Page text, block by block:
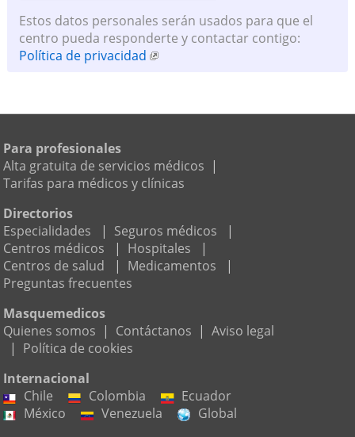
Estos datos personales serán usados para que el
centro pueda responderte y contactar contigo:
Política de privacidad
Para profesionales
Alta gratuita de servicios médicos |
Tarifas para médicos y clínicas
Directorios
Especialidades
| Seguros médicos
|
Centros médicos
| Hospitales
|
Centros de salud
| Medicamentos
|
Preguntas frecuentes
Masquemedicos
Quienes somos | Contáctanos | Aviso legal
| Política de cookies
Internacional
Chile
Colombia
Ecuador
México
Venezuela
Global